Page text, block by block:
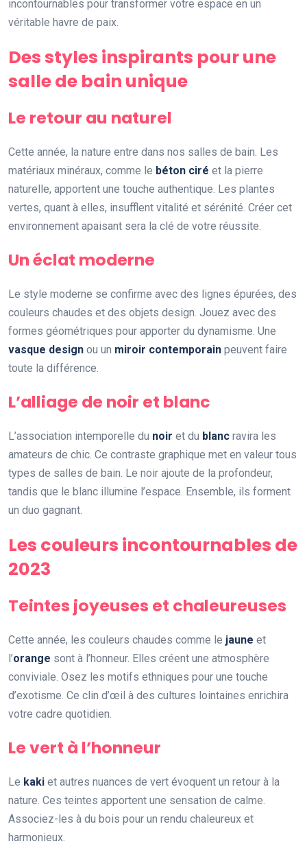
incontournables pour transformer votre espace en un
véritable havre de paix.
Des styles inspirants pour une
salle de bain unique
Le retour au naturel
Cette année, la nature entre dans nos salles de bain. Les
matériaux minéraux, comme le béton ciré et la pierre
naturelle, apportent une touche authentique. Les plantes
vertes, quant à elles, insufflent vitalité et sérénité. Créer cet
environnement apaisant sera la clé de votre réussite.
Un éclat moderne
Le style moderne se confirme avec des lignes épurées, des
couleurs chaudes et des objets design. Jouez avec des
formes géométriques pour apporter du dynamisme. Une
vasque design ou un miroir contemporain peuvent faire
toute la différence.
L’alliage de noir et blanc
L’association intemporelle du noir et du blanc ravira les
amateurs de chic. Ce contraste graphique met en valeur tous
types de salles de bain. Le noir ajoute de la profondeur,
tandis que le blanc illumine l’espace. Ensemble, ils forment
un duo gagnant.
Les couleurs incontournables de
2023
Teintes joyeuses et chaleureuses
Cette année, les couleurs chaudes comme le jaune et
l’orange sont à l’honneur. Elles créent une atmosphère
conviviale. Osez les motifs ethniques pour une touche
d’exotisme. Ce clin d’œil à des cultures lointaines enrichira
votre cadre quotidien.
Le vert à l’honneur
Le kaki et autres nuances de vert évoquent un retour à la
nature. Ces teintes apportent une sensation de calme.
Associez-les à du bois pour un rendu chaleureux et
harmonieux.